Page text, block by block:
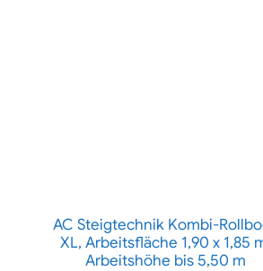
AC Steigtechnik Kombi-
XL, Arbeitsfläche 1,90 x 1,85
Arbeitshöhe bis 5,50 m